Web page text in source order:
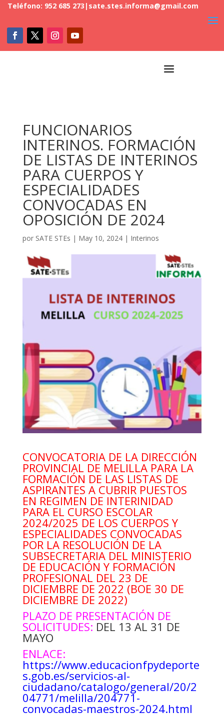
Teléfono: 952 685 273 | sate.stes.informa@gmail.com
a
FUNCIONARIOS
INTERINOS. FORMACIÓN
DE LISTAS DE INTERINOS
PARA CUERPOS Y
ESPECIALIDADES
CONVOCADAS EN
OPOSICIÓN DE 2024
por SATE STEs | May 10, 2024| Interinos
CONVOCATORIA DE LA DIRECCIÓN
PROVINCIAL DE MELILLA PARA LA
FORMACIÓN DE LAS LISTAS DE
ASPIRANTES A CUBRIR PUESTOS
EN REGIMEN DE INTERINIDAD
PARA EL CURSO ESCOLAR
2024/2025 DE LOS CUERPOS Y
ESPECIALIDADES CONVOCADAS
POR LA RESOLUCIÓN DE LA
SUBSECRETARIA DEL MINISTERIO
DE EDUCACIÓN Y FORMACIÓN
PROFESIONAL DEL 23 DE
DICIEMBRE DE 2022 (BOE 30 DE
DICIEMBRE DE 2022)
PLAZO DE PRESENTACIÓN DE
SOLICITUDES: DEL 13 AL 31 DE
MAYO
ENLACE:
https://www.educacionfpydeporte
s.gob.es/servicios-al-
ciudadano/catalogo/general/20/2
04771/melilla/204771-
convocadas-maestros-2024.html